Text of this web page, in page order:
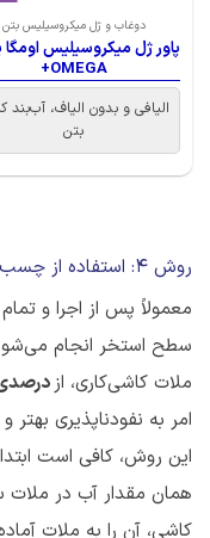
دوغاب و ژل میکروسیلیس بتن
پاور ژل میکروسیلیس
OMEGA+
الیافی و بدون الیاف، آب‌بند
بتن
روش 4: استفاده از چسب بتن در ملات و دوغاب کاشی‌کاری
معمولاً پس از اجرا و
سطح استخر انجام
ملات کاشی‌کاری، از
امر به نفودناپذیری
این روش، کافی است
همان مقدار آب در ملات
کاشی، آن را به ملات